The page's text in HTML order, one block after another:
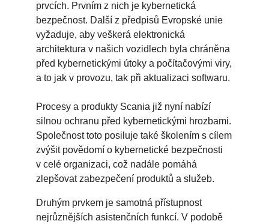
prvcích. Prvním z nich je kybernetická
bezpečnost. Další z předpisů Evropské unie
vyžaduje, aby veškerá elektronická
architektura v našich vozidlech byla chráněna
před kybernetickými útoky a počítačovými viry,
a to jak v provozu, tak při aktualizaci softwaru.
Procesy a produkty Scania již nyní nabízí
silnou ochranu před kybernetickými hrozbami.
Společnost toto posiluje také školením s cílem
zvýšit povědomí o kybernetické bezpečnosti
v celé organizaci, což nadále pomáhá
zlepšovat zabezpečení produktů a služeb.
Druhým prvkem je samotná přístupnost
nejrůznějších asistenčních funkcí. V podobě